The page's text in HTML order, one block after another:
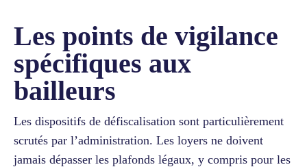
Les points de vigilance
spécifiques aux
bailleurs
Les dispositifs de défiscalisation sont particulièrement
scrutés par l’administration. Les loyers ne doivent
jamais dépasser les plafonds légaux, y compris pour les